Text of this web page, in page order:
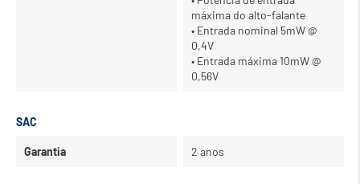
máxima do alto-falante
• Entrada nominal 5mW @
0,4V
• Entrada máxima 10mW @
0,56V
SAC
Garantia 2 anos